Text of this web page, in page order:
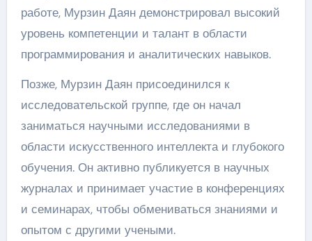
работе, Мурзин Даян демонстрировал высокий
уровень компетенции и талант в области
программирования и аналитических навыков.
Позже, Мурзин Даян присоединился к
исследовательской группе, где он начал
заниматься научными исследованиями в
области искусственного интеллекта и глубокого
обучения. Он активно публикуется в научных
журналах и принимает участие в конференциях
и семинарах, чтобы обмениваться знаниями и
опытом с другими учеными.